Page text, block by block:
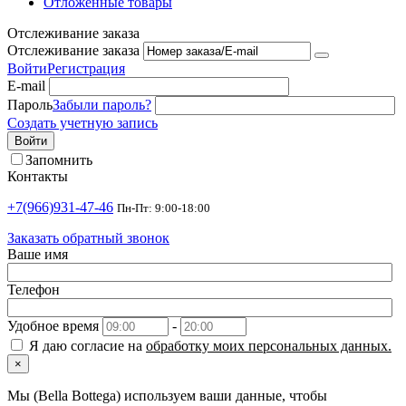
Отслеживание заказа
Отслеживание заказа
ВойтиРегистрация
E-mail
ПарольЗабыли пароль?
Создать учетную запись
Войти
Запомнить
Контакты
+7(966)931-47-46 Пн-Пт: 9:00-18:00
Заказать обратный звонок
Ваше имя
Телефон
Удобное время
-
Я даю согласие на обработку моих персональных данных.
×
Мы (Bella Bottega) используем ваши данные, чтобы